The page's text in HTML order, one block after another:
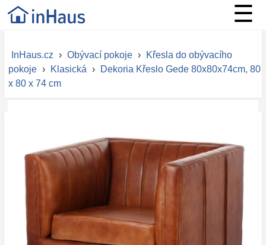
☰
InHaus.cz › Obývací pokoje ›
Křesla do obývacího
pokoje › Klasická ›
Dekoria Křeslo Gede 80x80x74cm, 80
x 80 x 74 cm